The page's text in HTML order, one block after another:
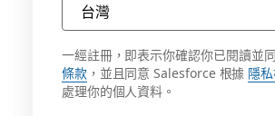
一經註冊，即表示你確認你已閱讀並
條款，並且同意 Salesforce 根據 隱
處理你的個人資料。